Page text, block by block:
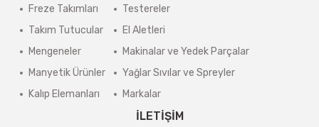
Freze Takımları
Takım Tutucular
Mengeneler
Manyetik Ürünler
Kalıp Elemanları
Testereler
El Aletleri
Makinalar ve Yedek Parçalar
Yağlar Sıvılar ve Spreyler
Markalar
İLETİŞİM